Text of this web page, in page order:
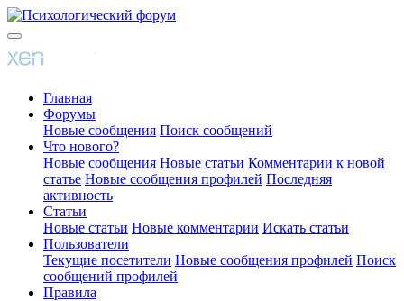
Главная
Форумы
Новые сообщения Поиск сообщений
Что нового?
Новые сообщения Новые статьи Комментарии к новой
статье Новые сообщения профилей Последняя
активность
Статьи
Новые статьи Новые комментарии Искать статьи
Пользователи
Текущие посетители Новые сообщения профилей Поиск
сообщений профилей
Правила